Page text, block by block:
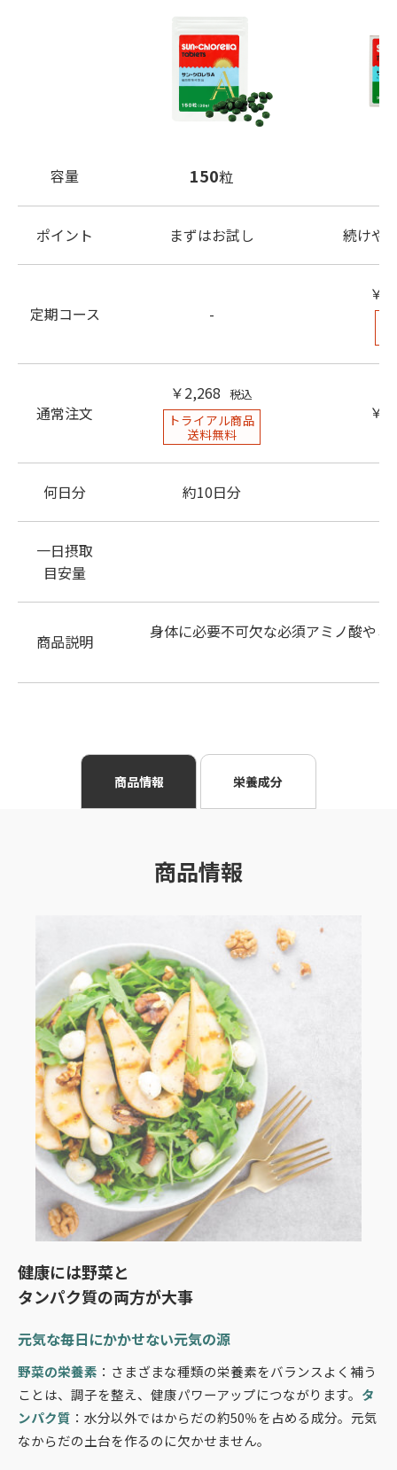
容量 150粒
ポイント まずはお試し 続けや
定期コース -
￥
通常注文
￥2,268 税込
トライアル商品
送料無料
￥
何日分 約10日分
一日摂取
目安量
商品説明
身体に必要不可欠な必須アミノ酸や
商品情報 栄養成分
商品情報
健康には野菜と
タンパク質の両方が大事
元気な毎日にかかせない元気の源
野菜の栄養素 ：さまざまな種類の栄養素をバランスよく補う
ことは、調子を整え、健康パワーアップにつながります。 タ
ンパク質 ：水分以外ではからだの約50％を占める成分。元気
なからだの土台を作るのに欠かせません。